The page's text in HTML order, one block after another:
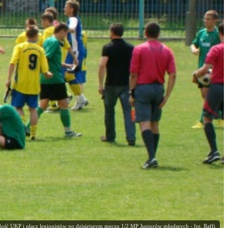
UKP i płacz legionistów po dzisiejszym meczu 1/2 MP Juniorów młodszych - fot. Raffi